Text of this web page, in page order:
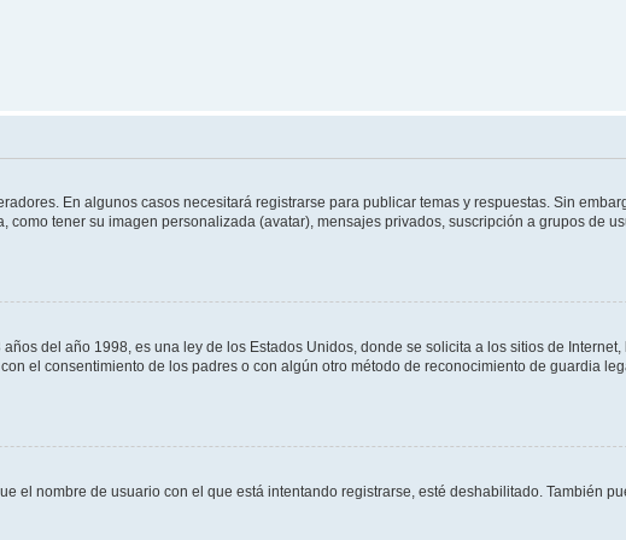
En algunos casos necesitará registrarse para publicar temas y respuestas. Sin
tener su imagen personalizada (avatar), mensajes privados, suscripción a grupos de
del año 1998, es una ley de los Estados Unidos, donde se solicita a los sitios de
el consentimiento de los padres o con algún otro método de reconocimiento de guardia
el nombre de usuario con el que está intentando registrarse, esté deshabilitado. También